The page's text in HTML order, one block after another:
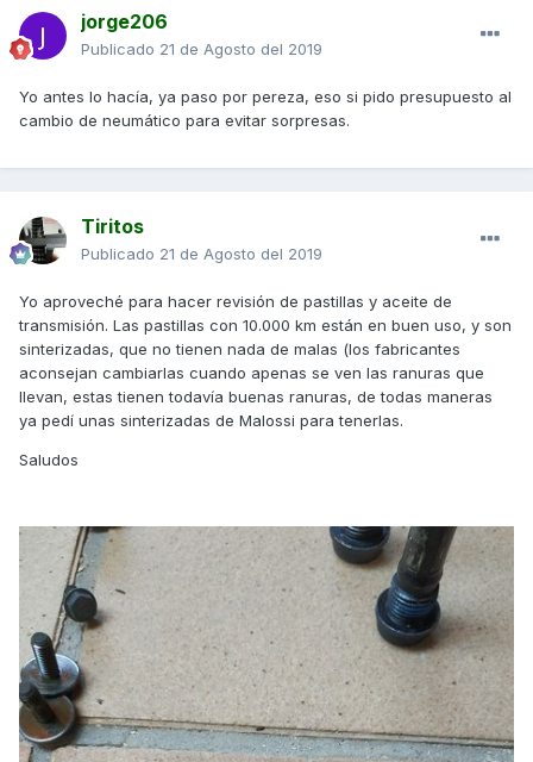
jorge206
Publicado 21 de Agosto del 2019
Yo antes lo hacía, ya paso por pereza, eso si pido presupuesto al
cambio de neumático para evitar sorpresas.
Tiritos
Publicado 21 de Agosto del 2019
Yo aproveché para hacer revisión de pastillas y aceite de
transmisión. Las pastillas con 10.000 km están en buen uso, y son
sinterizadas, que no tienen nada de malas (los fabricantes
aconsejan cambiarlas cuando apenas se ven las ranuras que
llevan, estas tienen todavía buenas ranuras, de todas maneras
ya pedí unas sinterizadas de Malossi para tenerlas.
Saludos